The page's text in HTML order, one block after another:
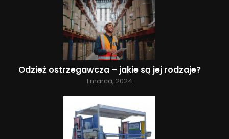
Odzież ostrzegawcza – jakie są jej rodzaje?
1 marca, 2024